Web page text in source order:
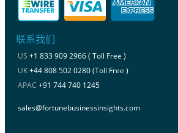
联系我们
US +1 833 909 2966 ( Toll Free )
UK+44 808 502 0280 (Toll Free )
APAC +91 744 740 1245
sales@fortunebusinessinsights.com